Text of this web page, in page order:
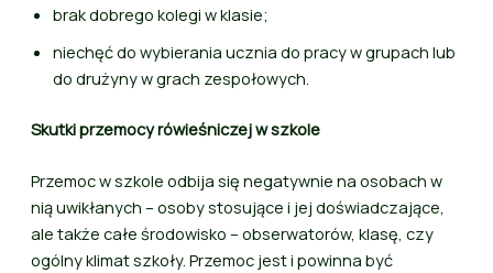
brak dobrego kolegi w klasie;
niechęć do wybierania ucznia do pracy w grupach lub
do drużyny w grach zespołowych.
Skutki przemocy rówieśniczej w szkole
Przemoc w szkole odbija się negatywnie na osobach w
nią uwikłanych – osoby stosujące i jej doświadczające,
ale także całe środowisko – obserwatorów, klasę, czy
ogólny klimat szkoły. Przemoc jest i powinna być